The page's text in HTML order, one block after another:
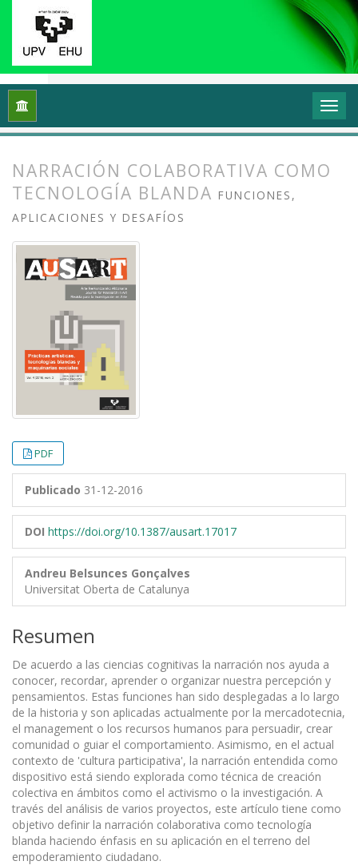
Inicio Vol. 4 Núm. 2 (2016): Prácticas artísticas,
NARRACIÓN COLABORATIVA COMO
TECNOLOGÍA BLANDA FUNCIONES,
APLICACIONES Y DESAFÍOS
PDF
Publicado 31-12-2016
DOI https://doi.org/10.1387/ausart.17017
Andreu Belsunces Gonçalves
Universitat Oberta de Catalunya
Resumen
De acuerdo a las ciencias cognitivas la narración nos ayuda a
conocer, recordar, aprender o organizar nuestra percepción y
pensamientos. Estas funciones han sido desplegadas a lo largo
de la historia y son aplicadas actualmente por la mercadotecnia,
el management o los recursos humanos para persuadir, crear
comunidad o guiar el comportamiento. Asimismo, en el actual
contexto de 'cultura participativa', la narración entendida como
dispositivo está siendo explorada como técnica de creación
colectiva en ámbitos como el activismo o la investigación. A
través del análisis de varios proyectos, este artículo tiene como
objetivo definir la narración colaborativa como tecnología
blanda haciendo énfasis en su aplicación en el terreno del
empoderamiento ciudadano.